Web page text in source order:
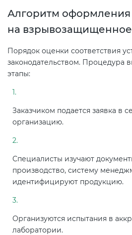
Алгоритм оформления
на
Порядок оценки соответствия
законодательством. Процедура
этапы:
Заказчиком подается заявка
организацию.
Специалисты изучают
производство, систему
идентифицируют продукцию.
Организуются испытания в
лаборатории.